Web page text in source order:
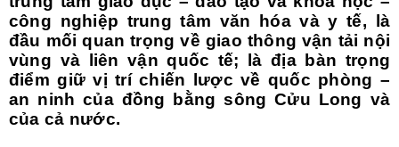
công nghiệp trung tâm văn hóa và y tế, là
đầu mối quan trọng về giao thông vận tải nội
vùng và liên vận quốc tế; là địa bàn trọng
điểm giữ vị trí chiến lược về quốc phòng –
an ninh của đồng bằng sông Cửu Long và
của cả nước.